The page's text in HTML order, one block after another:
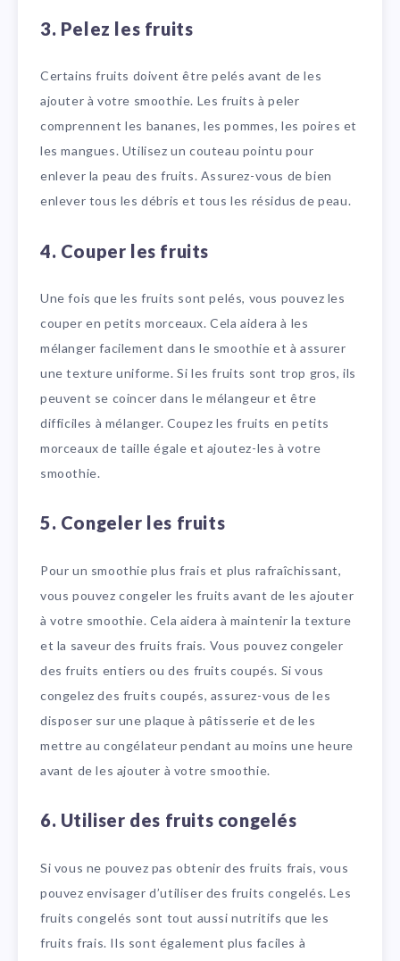
3. Pelez les fruits
Certains fruits doivent être pelés avant de les
ajouter à votre smoothie. Les fruits à peler
comprennent les bananes, les pommes, les poires et
les mangues. Utilisez un couteau pointu pour
enlever la peau des fruits. Assurez-vous de bien
enlever tous les débris et tous les résidus de peau.
4. Couper les fruits
Une fois que les fruits sont pelés, vous pouvez les
couper en petits morceaux. Cela aidera à les
mélanger facilement dans le smoothie et à assurer
une texture uniforme. Si les fruits sont trop gros, ils
peuvent se coincer dans le mélangeur et être
difficiles à mélanger. Coupez les fruits en petits
morceaux de taille égale et ajoutez-les à votre
smoothie.
5. Congeler les fruits
Pour un smoothie plus frais et plus rafraîchissant,
vous pouvez congeler les fruits avant de les ajouter
à votre smoothie. Cela aidera à maintenir la texture
et la saveur des fruits frais. Vous pouvez congeler
des fruits entiers ou des fruits coupés. Si vous
congelez des fruits coupés, assurez-vous de les
disposer sur une plaque à pâtisserie et de les
mettre au congélateur pendant au moins une heure
avant de les ajouter à votre smoothie.
6. Utiliser des fruits congelés
Si vous ne pouvez pas obtenir des fruits frais, vous
pouvez envisager d’utiliser des fruits congelés. Les
fruits congelés sont tout aussi nutritifs que les
fruits frais. Ils sont également plus faciles à